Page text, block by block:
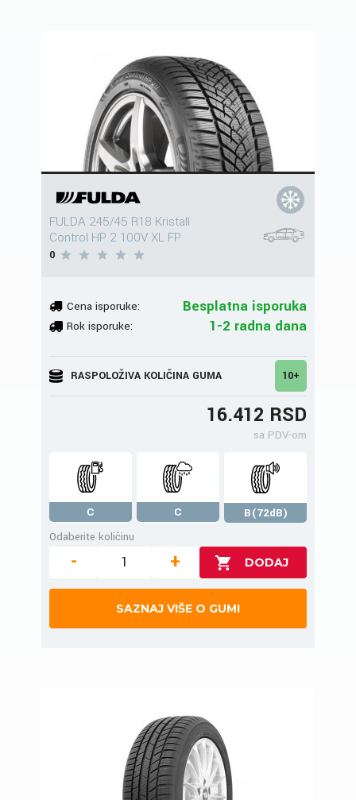
FULDA 245/45 R18 Kristall
Control HP 2 100V XL FP
0
Cena isporuke: Besplatna isporuka
Rok isporuke: 1-2 radna dana
RASPOLOŽIVA KOLIČINA GUMA 10+
16.412 RSD
sa PDV-om
C C
B(72dB)
Odaberite količinu
- +
SAZNAJ VIŠE O GUMI